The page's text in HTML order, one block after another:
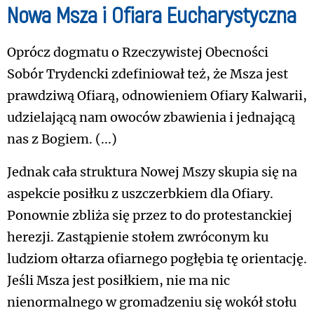
Nowa Msza i Ofiara Eucharystyczna
Oprócz dogmatu o Rzeczywistej Obecności
Sobór Trydencki zdefiniował też, że Msza jest
prawdziwą Ofiarą, odnowieniem Ofiary Kalwarii,
udzielającą nam owoców zbawienia i jednającą
nas z Bogiem. (...)
Jednak cała struktura Nowej Mszy skupia się na
aspekcie posiłku z uszczerbkiem dla Ofiary.
Ponownie zbliża się przez to do protestanckiej
herezji. Zastąpienie stołem zwróconym ku
ludziom ołtarza ofiarnego pogłębia tę orientację.
Jeśli Msza jest posiłkiem, nie ma nic
nienormalnego w gromadzeniu się wokół stołu